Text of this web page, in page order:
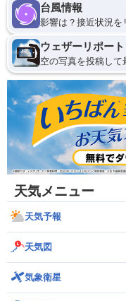
台風情報
影響は？接近状況を
ウェザーリポート
空の写真を投稿し
天気メニュー
天気予報
天気図
気象衛星